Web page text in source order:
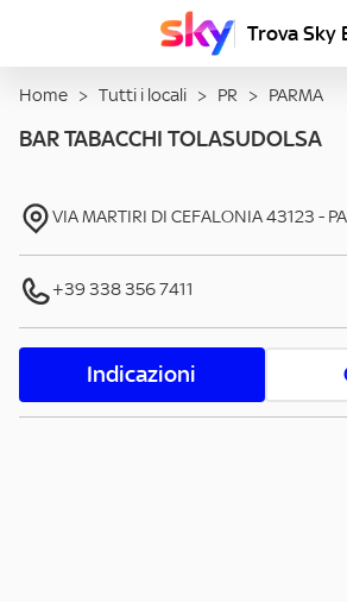
Trova Sky
Home > Tutti i locali > PR > PARMA
BAR TABACCHI TOLASUDOLSA
VIA MARTIRI DI CEFALONIA43123 -
+39 338 356 7411
Indicazioni